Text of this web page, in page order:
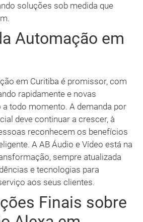
soluções sob medida que
Automação em
em Curitiba é promissor, com
rapidamente e novas
todo momento. A demanda por
deve continuar a crescer, à
reconhecem os benefícios
A AB Áudio e Vídeo está na
sempre atualizada
e tecnologias para
aos seus clientes.
Finais sobre